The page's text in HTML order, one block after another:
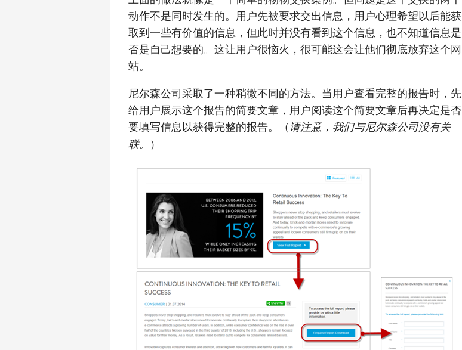
动作不是同时发生的。用户先被要求交出信息，用户心理希望以后能获
取到一些有价值的信息，但此时并没有看到这个信息，也不知道信息是
否是自己想要的。这让用户很恼火，很可能这会让他们彻底放弃这个网
站。
尼尔森公司采取了一种稍微不同的方法。当用户查看完整的报告时，先
给用户展示这个报告的简要文章，用户阅读这个简要文章后再决定是否
要填写信息以获得完整的报告。（ 请注意，我们与尼尔森公司没有关
联。 ）